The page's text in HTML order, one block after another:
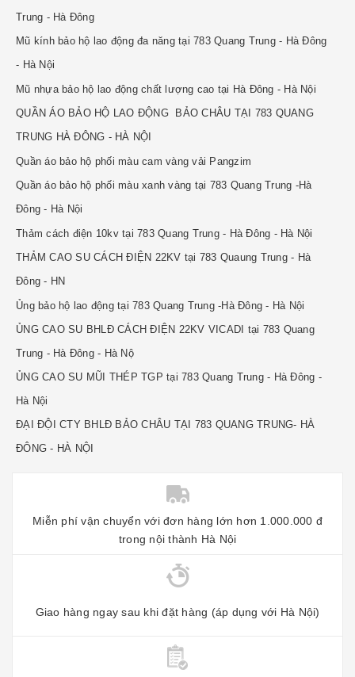
Trung - Hà Đông
Mũ kính bảo hộ lao động đa năng tại 783 Quang Trung - Hà Đông
- Hà Nội
Mũ nhựa bảo hộ lao động chất lượng cao tại Hà Đông - Hà Nội
QUẦN ÁO BẢO HỘ LAO ĐỘNG BẢO CHÂU TẠI 783 QUANG
TRUNG HÀ ĐÔNG - HÀ NỘI
Quần áo bảo hộ phối màu cam vàng vải Pangzim
Quần áo bảo hộ phối màu xanh vàng tại 783 Quang Trung -Hà
Đông - Hà Nội
Thảm cách điện 10kv tại 783 Quang Trung - Hà Đông - Hà Nội
THẢM CAO SU CÁCH ĐIỆN 22KV tại 783 Quaung Trung - Hà
Đông - HN
Ủng bảo hộ lao động tại 783 Quang Trung -Hà Đông - Hà Nội
ỦNG CAO SU BHLĐ CÁCH ĐIỆN 22KV VICADI tại 783 Quang
Trung - Hà Đông - Hà Nộ
ỦNG CAO SU MŨI THÉP TGP tại 783 Quang Trung - Hà Đông -
Hà Nội
ĐẠI ĐỘI CTY BHLĐ BẢO CHÂU TẠI 783 QUANG TRUNG- HÀ
ĐÔNG - HÀ NỘI
Miễn phí vận chuyển với đơn hàng lớn hơn 1.000.000 đ
trong nội thành Hà Nội
Giao hàng ngay sau khi đặt hàng (áp dụng với Hà Nội)